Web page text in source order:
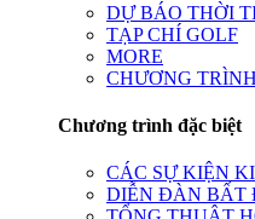
DỰ BÁO THỜI
TẠP CHÍ GOLF
MORE
CHƯƠNG
Chương trình đặc biệt
CÁC SỰ KIỆN
DIỄN ĐÀN BẤT